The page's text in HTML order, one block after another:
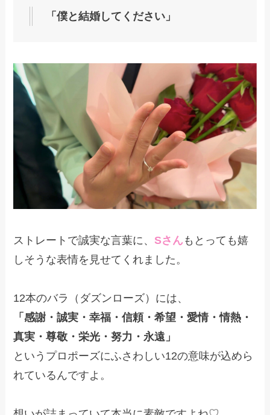
「僕と結婚してください」
ストレートで誠実な言葉に、Sさんもとっても嬉
しそうな表情を見せてくれました。
12本のバラ（ダズンローズ）には、
「感謝・誠実・幸福・信頼・希望・愛情・情熱・
真実・尊敬・栄光・努力・永遠」
というプロポーズにふさわしい12の意味が込めら
れているんですよ。